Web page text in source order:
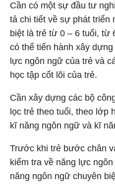
Cần có một sự đầu tư
tả chi tiết về sự phát triển
biệt là trẻ từ 0 – 6 tuổi, từ
có thể tiến hành xây
lực ngôn ngữ của trẻ và
học tập cốt lõi của trẻ.
Cần xây dựng các bộ
lọc trẻ theo tuổi, theo lớp
kĩ năng ngôn ngữ và kĩ
Trước khi trẻ bước chân
kiểm tra về năng lực
năng ngôn ngữ chuyên